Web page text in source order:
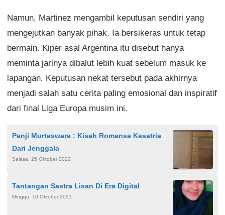
Namun, Martinez mengambil keputusan sendiri yang
mengejutkan banyak pihak. Ia bersikeras untuk tetap
bermain. Kiper asal Argentina itu disebut hanya
meminta jarinya dibalut lebih kuat sebelum masuk ke
lapangan. Keputusan nekat tersebut pada akhirnya
menjadi salah satu cerita paling emosional dan inspiratif
dari final Liga Europa musim ini.
Panji Murtaswara : Kisah Romansa Kesatria
Dari Jenggala
Selasa, 25 Oktober 2022
Tantangan Sastra Lisan Di Era Digital
Minggu, 10 Oktober 2021